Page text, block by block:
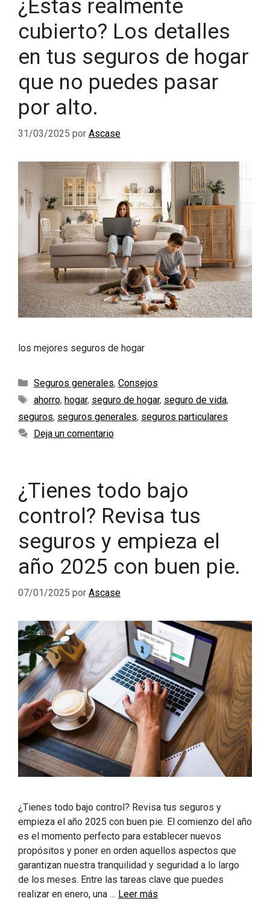
¿Estás realmente
cubierto? Los detalles
en tus seguros de hogar
que no puedes pasar
por alto.
31/03/2025 por Ascase
los mejores seguros de hogar
Categorías
Seguros generales, Consejos
Etiquetas
ahorro, hogar, seguro de hogar, seguro de vida,
seguros, seguros generales, seguros particulares
Deja un comentario
¿Tienes todo bajo
control? Revisa tus
seguros y empieza el
año 2025 con buen pie.
07/01/2025 por Ascase
¿Tienes todo bajo control? Revisa tus seguros y
empieza el año 2025 con buen pie. El comienzo del año
es el momento perfecto para establecer nuevos
propósitos y poner en orden aquellos aspectos que
garantizan nuestra tranquilidad y seguridad a lo largo
de los meses. Entre las tareas clave que puedes
realizar en enero, una … Leer más